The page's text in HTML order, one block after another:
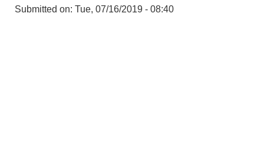
Submitted on: Tue, 07/16/2019 - 08:40